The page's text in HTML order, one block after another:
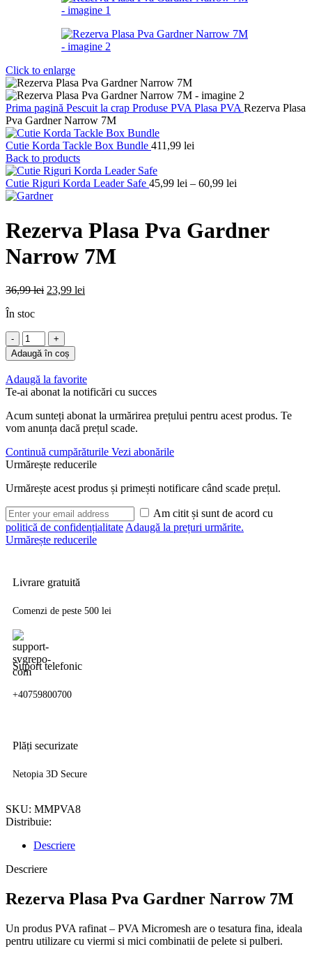
Click to enlarge
Prima pagină Pescuit la crap Produse PVA Plasa PVA Rezerva Plasa
Pva Gardner Narrow 7M
Cutie Korda Tackle Box Bundle 411,99 lei
Back to products
Cutie Riguri Korda Leader Safe 45,99 lei – 60,99 lei
până
Rezerva Plasa Pva Gardner
Narrow 7M
36,99lei Prețul
36,99 lei.
23,99 lei
În stoc
Cantitate
Rezerva
Plasa
Pva
Gardner
Narrow
7M
Adaugă în coș
Adaugă la favorite
Te-ai abonat la notificări cu succes
Acum sunteți abonat la urmărirea prețului pentru acest produs. Te
vom anunța dacă prețul scade.
Continuă cumpărăturile Vezi abonările
Urmărește reducerile
Urmărește acest produs și primești notificare când scade prețul.
Am citit și sunt de acord cu
politică de confidențialitate Adaugă la prețuri urmărite.
Urmărește reducerile
Livrare gratuită
Comenzi de peste 500 lei
Suport telefonic
+40759800700
Plăți securizate
Netopia 3D Secure
SKU: MMPVA8
Distribuie:
Descriere
Descriere
Rezerva Plasa Pva Gardner Narrow 7M
Un produs PVA rafinat – PVA Micromesh are o tesatura fina, ideala
pentru utilizare cu viermi si mici combinatii de pelete si pulberi.